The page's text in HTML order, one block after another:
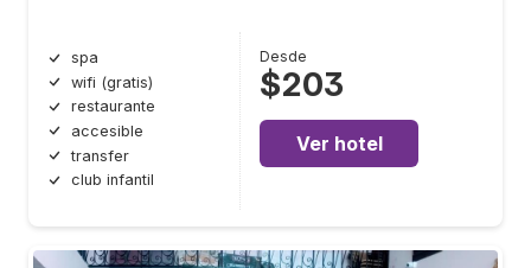
spa
wifi (gratis)
restaurante
accesible
transfer
club infantil
Desde
$203
Ver hotel